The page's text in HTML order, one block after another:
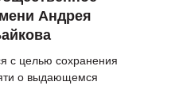
Андрея
с целью сохранения
о выдающемся